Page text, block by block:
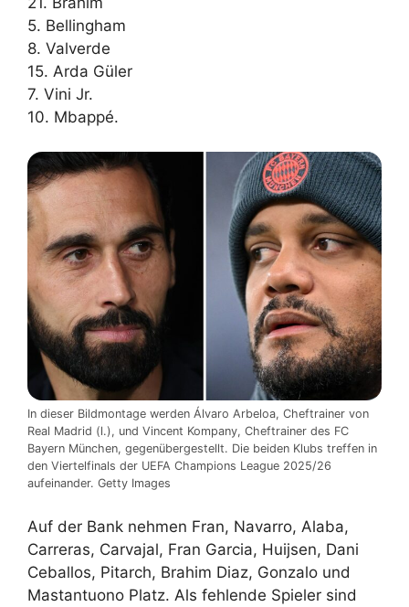
5. Bellingham
8. Valverde
15. Arda Güler
7. Vini Jr.
10. Mbappé.
In dieser Bildmontage werden Álvaro Arbeloa, Cheftrainer von
Real Madrid (l.), und Vincent Kompany, Cheftrainer des FC
Bayern München, gegenübergestellt. Die beiden Klubs treffen in
den Viertelfinals der UEFA Champions League 2025/26
aufeinander. Getty Images
Auf der Bank nehmen Fran, Navarro, Alaba,
Carreras, Carvajal, Fran Garcia, Huijsen, Dani
Ceballos, Pitarch, Brahim Diaz, Gonzalo und
Mastantuono Platz. Als fehlende Spieler sind